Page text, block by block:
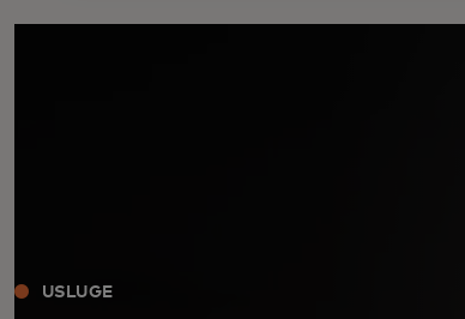
USLUGE